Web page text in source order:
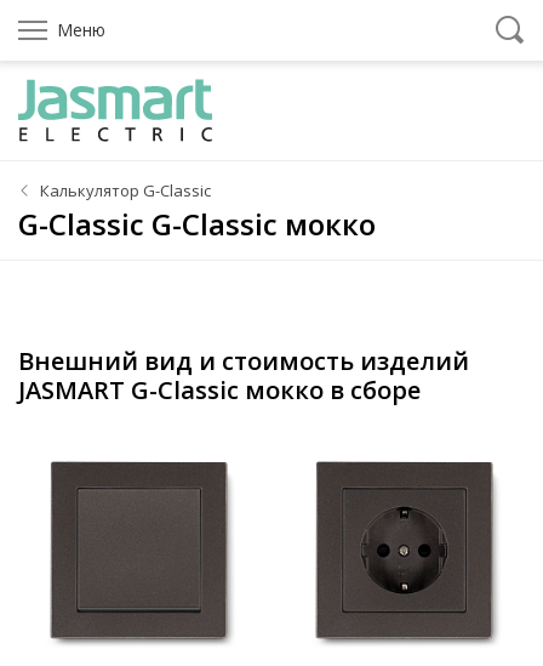
Меню
Калькулятор G-Classic
G-Classic G-Classic мокко
Внешний вид и стоимость изделий
JASMART G-Classic мокко в сборе